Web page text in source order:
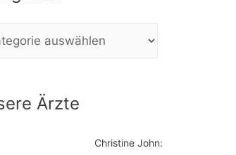
Ärzte
Christine John: